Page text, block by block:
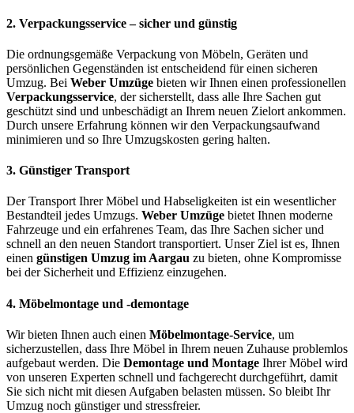
2. Verpackungsservice – sicher und günstig
Die ordnungsgemäße Verpackung von Möbeln, Geräten und
persönlichen Gegenständen ist entscheidend für einen sicheren
Umzug. Bei Weber Umzüge bieten wir Ihnen einen professionellen
Verpackungsservice, der sicherstellt, dass alle Ihre Sachen gut
geschützt sind und unbeschädigt an Ihrem neuen Zielort ankommen.
Durch unsere Erfahrung können wir den Verpackungsaufwand
minimieren und so Ihre Umzugskosten gering halten.
3. Günstiger Transport
Der Transport Ihrer Möbel und Habseligkeiten ist ein wesentlicher
Bestandteil jedes Umzugs. Weber Umzüge bietet Ihnen moderne
Fahrzeuge und ein erfahrenes Team, das Ihre Sachen sicher und
schnell an den neuen Standort transportiert. Unser Ziel ist es, Ihnen
einen günstigen Umzug im Aargau zu bieten, ohne Kompromisse
bei der Sicherheit und Effizienz einzugehen.
4. Möbelmontage und -demontage
Wir bieten Ihnen auch einen Möbelmontage-Service, um
sicherzustellen, dass Ihre Möbel in Ihrem neuen Zuhause problemlos
aufgebaut werden. Die Demontage und Montage Ihrer Möbel wird
von unseren Experten schnell und fachgerecht durchgeführt, damit
Sie sich nicht mit diesen Aufgaben belasten müssen. So bleibt Ihr
Umzug noch günstiger und stressfreier.